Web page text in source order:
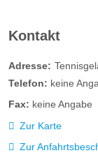
Kontakt
Adresse:
Telefon: keine
Fax: keine Angabe
Zur Karte
Zur